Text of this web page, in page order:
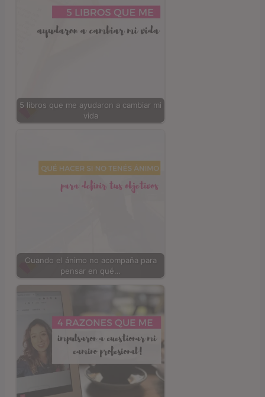
5 libros que me ayudaron a cambiar mi
vida
Cuando el ánimo no acompaña para
pensar en qué…